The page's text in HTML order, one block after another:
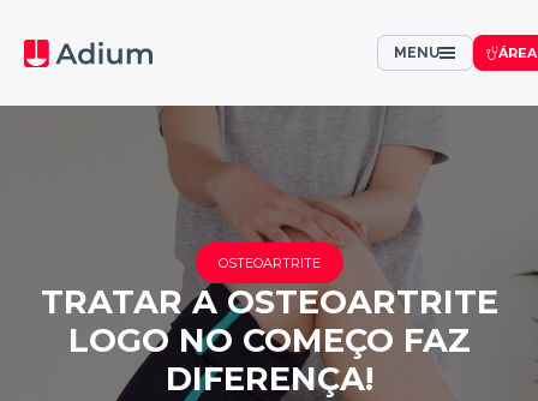
MENU
OSTEOARTRITE
TRATAR A OSTEOARTRITE
LOGO NO COMEÇO FAZ
DIFERENÇA!